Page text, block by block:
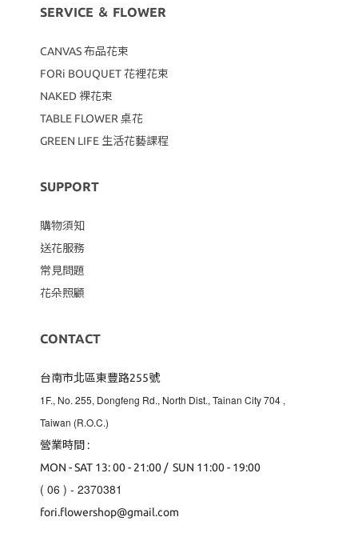
SERVICE ＆ FLOWER
CANVAS布品花束
FORi BOUQUET 花裡花束
NAKED 裸花束
TABLE FLOWER 桌花
GREEN LIFE 生活花藝課程
SUPPORT
購物須知
送花服務
常見問題
花朵照顧
CONTACT
台南市北區東豐路255號
1F., No. 255, Dongfeng Rd., North Dist., Tainan City 704 ,
Taiwan (R.O.C.)
營業時間 :
MON - SAT 13: 00 - 21:00 / SUN 11:00 - 19:00
( 06 ) - 2370381
fori.flowershop@gmail.com